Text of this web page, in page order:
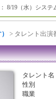
8/19（水）シス
> タレント出演
タレント名
性別
職業